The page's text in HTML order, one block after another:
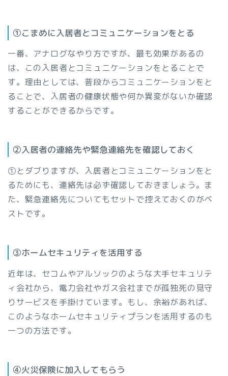
①こまめに入居者とコミュニケーションをとる
一番、アナログなやり方ですが、最も効果があるの
は、この入居者とコミュニケーションをとることで
す。理由としては、普段からコミュニケーションをと
ることで、入居者の健康状態や何か異変がないか確認
することができるからです。
②入居者の連絡先や緊急連絡先を確認しておく
①とダブりますが、入居者とコミュニケーションをと
るためにも、連絡先は必ず確認しておきましょう。ま
た、緊急連絡先についてもセットで控えておくのがベ
ストです。
③ホームセキュリティを活用する
近年は、セコムやアルソックのような大手セキュリテ
ィ会社から、電力会社やガス会社までが孤独死の見守
りサービスを手掛けています。もし、余裕があれば、
このようなホームセキュリティプランを活用するのも
一つの方法です。
④火災保険に加入してもらう